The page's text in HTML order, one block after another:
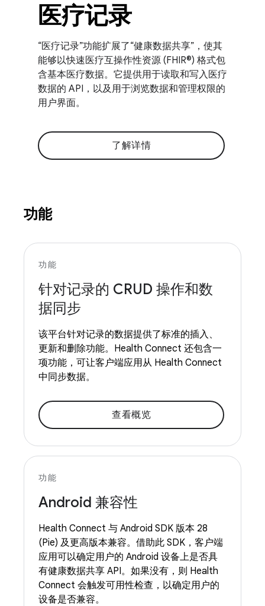
医疗记录
“医疗记录”功能扩展了“健康数据共享”，使其
能够以快速医疗互操作性资源 (FHIR®) 格式包
含基本医疗数据。它提供用于读取和写入医疗
数据的 API，以及用于浏览数据和管理权限的
用户界面。
了解详情
功能
功能
针对记录的 CRUD 操作和数
据同步
该平台针对记录的数据提供了标准的插入、
更新和删除功能。Health Connect 还包含一
项功能，可让客户端应用从 Health Connect
中同步数据。
查看概览
功能
Android 兼容性
Health Connect 与 Android SDK 版本 28
(Pie) 及更高版本兼容。借助此 SDK，客户端
应用可以确定用户的 Android 设备上是否具
有健康数据共享 API。如果没有，则 Health
Connect 会触发可用性检查，以确定用户的
设备是否兼容。